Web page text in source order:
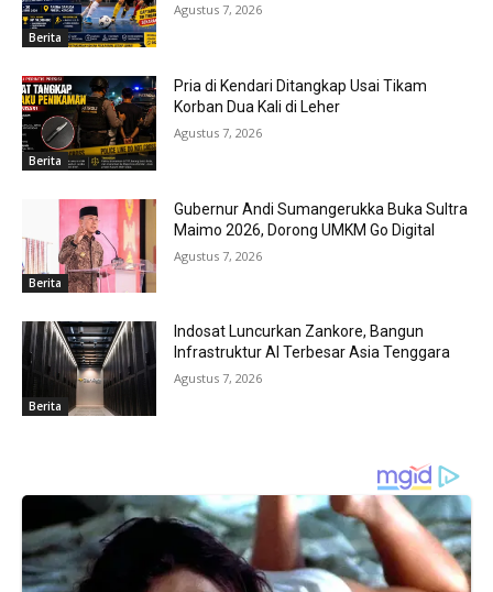
Berita
Agustus 7, 2026
Berita
Pria di Kendari Ditangkap Usai Tikam
Korban Dua Kali di Leher
Agustus 7, 2026
Berita
Gubernur Andi Sumangerukka Buka Sultra
Maimo 2026, Dorong UMKM Go Digital
Agustus 7, 2026
Berita
Indosat Luncurkan Zankore, Bangun
Infrastruktur AI Terbesar Asia Tenggara
Agustus 7, 2026